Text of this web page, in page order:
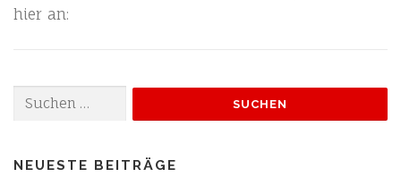
hier an:
nach:
NEUESTE BEITRÄGE